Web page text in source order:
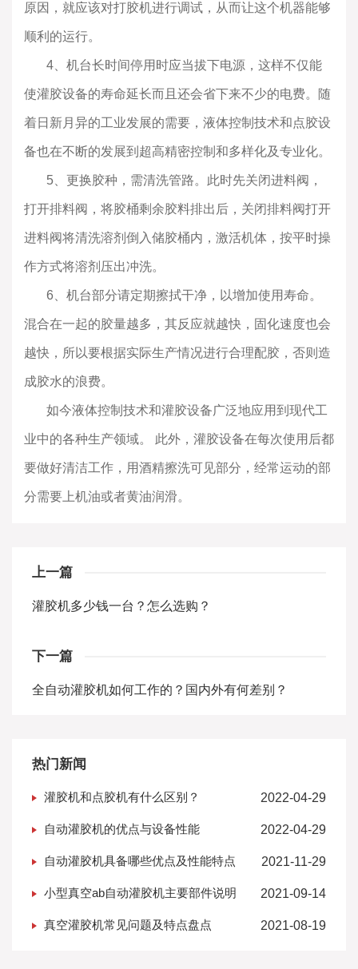
原因，就应该对打胶机进行调试，从而让这个机器能够
顺利的运行。
4 、机台长时间停用时应当拔下电源，这样不仅能
使灌胶设备的寿命延长而且还会省下来不少的电费。随
着日新月异的工业发展的需要，液体控制技术和点胶设
备也在不断的发展到超高精密控制和多样化及专业化。
5 、更换胶种，需清洗管路。此时先关闭进料阀，
打开排料阀，将胶桶剩余胶料排出后，关闭排料阀打开
进料阀将清洗溶剂倒入储胶桶内，激活机体，按平时操
作方式将溶剂压出冲洗。
6 、机台部分请定期擦拭干净，以增加使用寿命。
混合在一起的胶量越多，其反应就越快，固化速度也会
越快，所以要根据实际生产情况进行合理配胶，否则造
成胶水的浪费。
如今液体控制技术和灌胶设备广泛地应用到现代工
业中的各种生产领域。 此外，灌胶设备在每次使用后都
要做好清洁工作，用酒精擦洗可见部分，经常运动的部
分需要上机油或者黄油润滑。
上一篇
灌胶机多少钱一台？怎么选购？
下一篇
全自动灌胶机如何工作的？国内外有何差别？
热门新闻
灌胶机和点胶机有什么区别？ 2022-04-29
自动灌胶机的优点与设备性能 2022-04-29
自动灌胶机具备哪些优点及性能特点 2021-11-29
小型真空ab自动灌胶机主要部件说明 2021-09-14
真空灌胶机常见问题及特点盘点 2021-08-19